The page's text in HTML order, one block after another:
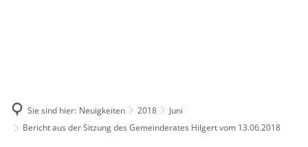
Sie sind hier: Neuigkeiten 2018
Juni
Bericht aus der Sitzung des Gemeinderates Hilgert vom 13.06.2018